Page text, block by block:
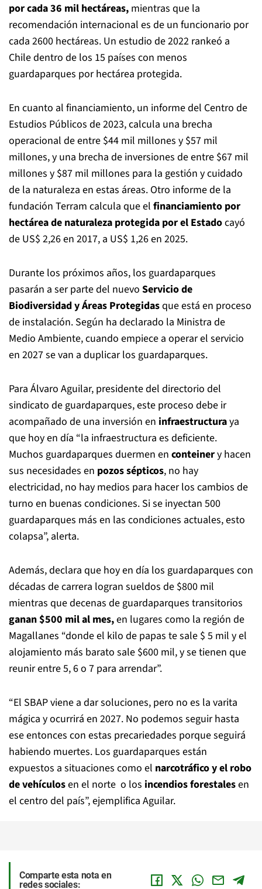
por cada 36 mil hectáreas, mientras que la
recomendación internacional es de un funcionario por
cada 2600 hectáreas. Un estudio de 2022 rankeó a
Chile dentro de los 15 países con menos
guardaparques por hectárea protegida.
En cuanto al financiamiento, un informe del Centro de
Estudios Públicos de 2023, calcula una brecha
operacional de entre $44 mil millones y $57 mil
millones, y una brecha de inversiones de entre $67 mil
millones y $87 mil millones para la gestión y cuidado
de la naturaleza en estas áreas. Otro informe de la
fundación Terram calcula que el financiamiento por
hectárea de naturaleza protegida por el Estadocayó
de US$ 2,26 en 2017, a US$ 1,26 en 2025.
Durante los próximos años, los guardaparques
pasarán a ser parte del nuevo Servicio de
Biodiversidad y Áreas Protegidasque está en proceso
de instalación. Según ha declarado la Ministra de
Medio Ambiente, cuando empiece a operar el servicio
en 2027 se van a duplicar los guardaparques.
Para Álvaro Aguilar, presidente del directorio del
sindicato de guardaparques, este proceso debe ir
acompañado de una inversión en infraestructuraya
que hoy en día “la infraestructura es deficiente.
Muchos guardaparques duermen en conteinery hacen
sus necesidades en pozos sépticos, no hay
electricidad, no hay medios para hacer los cambios de
turno en buenas condiciones. Si se inyectan 500
guardaparques más en las condiciones actuales, esto
colapsa”, alerta.
Además, declara que hoy en día los guardaparques con
décadas de carrera logran sueldos de $800 mil
mientras que decenas de guardaparques transitorios
ganan $500 mil al mes,en lugares como la región de
Magallanes “donde el kilo de papas te sale $ 5 mil y el
alojamiento más barato sale $600 mil, y se tienen que
reunir entre 5, 6 o 7 para arrendar”.
“El SBAP viene a dar soluciones, pero no es la varita
mágica y ocurrirá en 2027. No podemos seguir hasta
ese entonces con estas precariedades porque seguirá
habiendo muertes. Los guardaparques están
expuestos a situaciones como el narcotráfico y el robo
de vehículosen el norte o los incendios forestalesen
el centro del país”, ejemplifica Aguilar.
Comparte esta nota en
redes sociales: